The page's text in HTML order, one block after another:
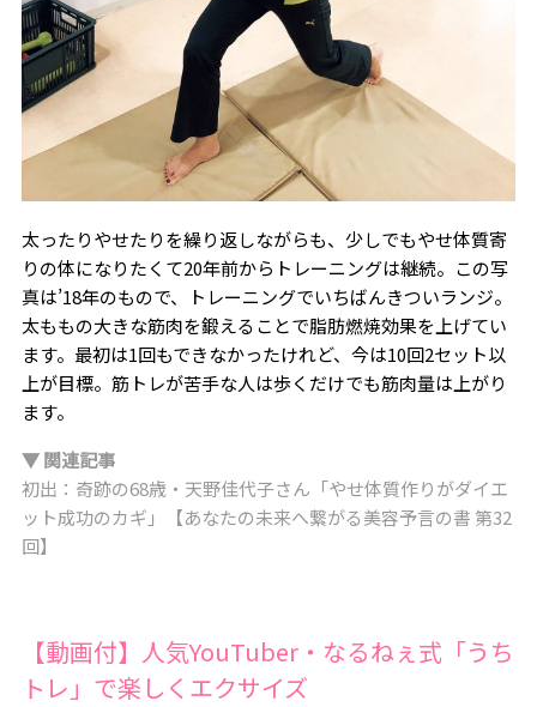
太ったりやせたりを繰り返しながらも、少しでもやせ体質寄
りの体になりたくて20年前からトレーニングは継続。この写
真は’18年のもので、トレーニングでいちばんきついランジ。
太ももの大きな筋肉を鍛えることで脂肪燃焼効果を上げてい
ます。最初は1回もできなかったけれど、今は10回2セット以
上が目標。筋トレが苦手な人は歩くだけでも筋肉量は上がり
ます。
▼ 関連記事
初出：奇跡の68歳・天野佳代子さん「やせ体質作りがダイエ
ット成功のカギ」【あなたの未来へ繋がる美容予言の書 第32
回】
【動画付】人気YouTuber・なるねぇ式「うち
トレ」で楽しくエクサイズ